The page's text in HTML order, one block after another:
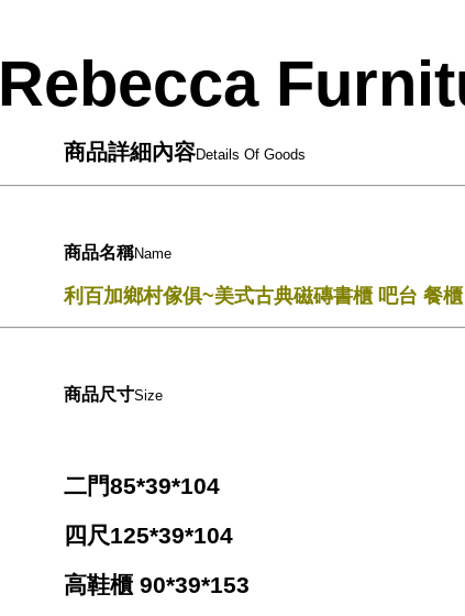
Rebecca
商品詳細內容Details Of Goods
商品名稱Name
利百加鄉村傢俱~美式古典磁磚書櫃 吧台 餐
商品尺寸Size
二門85*39*104
四尺125*39*104
高鞋櫃 90*39*153